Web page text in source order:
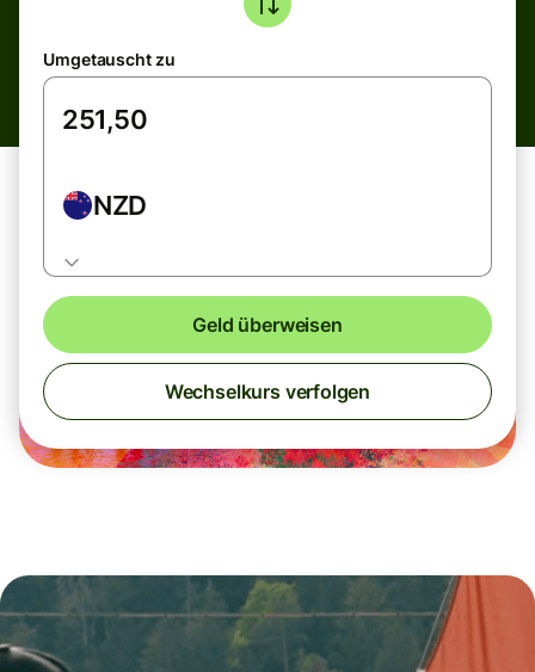
Umgetauscht zu
NZD
Geld überweisen
Wechselkurs verfolgen